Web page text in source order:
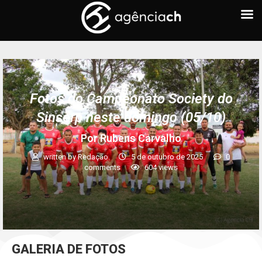
Fotos do Campeonato Society do
Sinserp neste domingo (05/10)
Por Rubens Carvalho
written byRedação 5 de outubro de 2025
0
comments
604views
GALERIA DE FOTOS